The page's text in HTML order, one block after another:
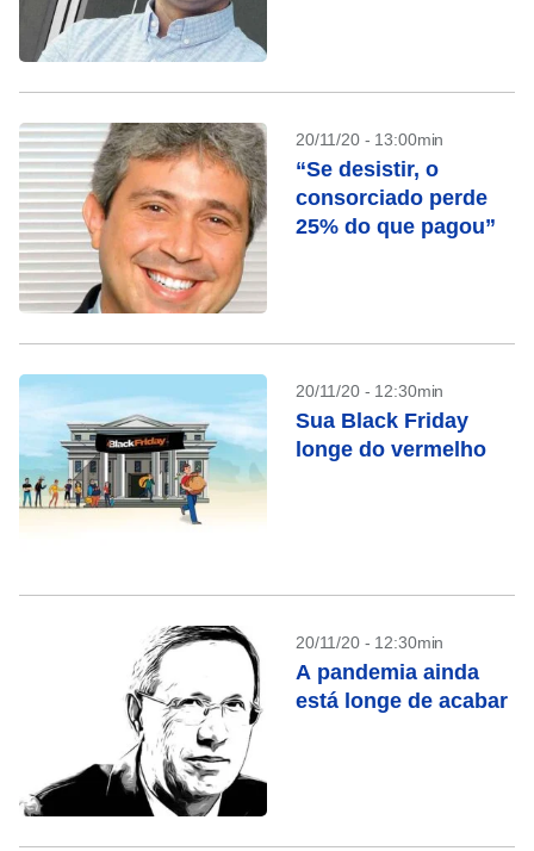
20/11/20 - 13:00min
“Se desistir, o
consorciado perde
25% do que pagou”
20/11/20 - 12:30min
Sua Black Friday
longe do vermelho
20/11/20 - 12:30min
A pandemia ainda
está longe de acabar